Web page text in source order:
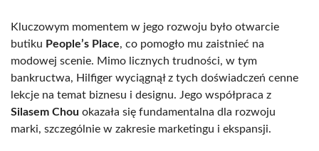
Kluczowym momentem w jego rozwoju było otwarcie
butiku People’s Place, co pomogło mu zaistnieć na
modowej scenie. Mimo licznych trudności, w tym
bankructwa, Hilfiger wyciągnął z tych doświadczeń cenne
lekcje na temat biznesu i designu. Jego współpraca z
Silasem Chou okazała się fundamentalna dla rozwoju
marki, szczególnie w zakresie marketingu i ekspansji.